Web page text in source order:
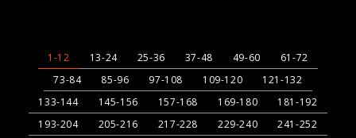
1-12 13-24 25-36 37-48 49-60
61-72
73-84
85-96 97-108 109-120
121-132
133-144
145-156 157-168 169-180
181-192
193-204
205-216 217-228 229-240
241-252